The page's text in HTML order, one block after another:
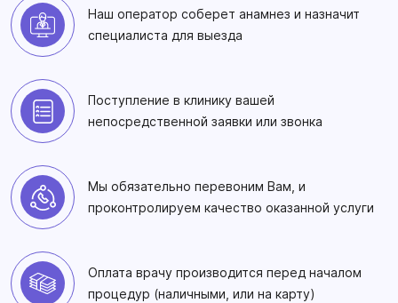
Наш оператор соберет анамнез и назначит
специалиста для выезда
Поступление в клинику вашей
непосредственной заявки или звонка
Мы обязательно перевоним Вам, и
проконтролируем качество оказанной услуги
Оплата врачу производится перед началом
процедур (наличными, или на карту)